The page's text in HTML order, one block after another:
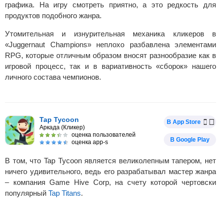
графика. На игру смотреть приятно, а это редкость для
продуктов подобного жанра.
Утомительная и изнурительная механика кликеров в
«Juggernaut Champions» неплохо разбавлена элементами
RPG, которые отличным образом вносят разнообразие как в
игровой процесс, так и в вариативность «сборок» нашего
личного состава чемпионов.
Tap Tycoon
Аркада (Кликер)
оценка пользователей
оценка app-s
В App Store
В Google Play
В том, что Tap Tycoon является великолепным тапером, нет
ничего удивительного, ведь его разрабатывал мастер жанра
– компания Game Hive Corp, на счету которой чертовски
популярный Tap Titans.